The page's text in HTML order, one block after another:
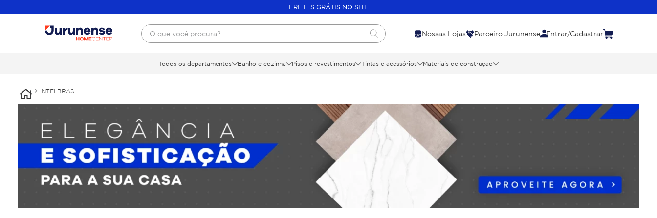
FRETES GRÁTIS NO SITE
O que você procura?
Nossas Lojas Parceiro Jurunense Entrar/Cadastrar
Todos os departamentos Banho e cozinha Pisos e revestimentos Tintas e acessórios Materiais de construção
INTELBRAS